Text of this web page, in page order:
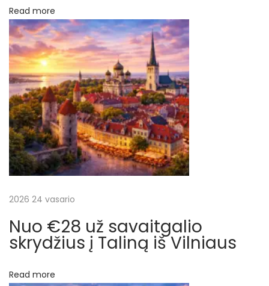
r
p
į
r
a
š
ų
n
a
r
ų
s
a
l
a
s
i
r
g
a
i
Read more
2026 24 vasario
Nuo €28 už savaitgalio
skrydžius į Taliną iš Vilniaus
Read more